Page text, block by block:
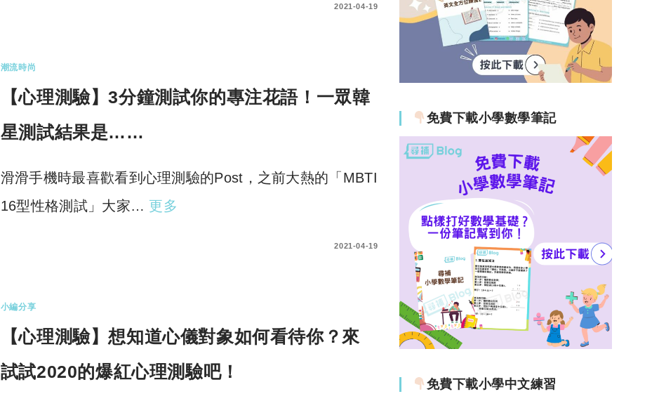
2021-04-19
潮流時尚
【心理測驗】3分鐘測試你的專注花語！一眾韓
星測試結果是……
滑滑手機時最喜歡看到心理測驗的Post，之前大熱的「MBTI
16型性格測試」大家… 更多
2021-04-19
小編分享
【心理測驗】想知道心儀對象如何看待你？來
試試2020的爆紅心理測驗吧！
免費下載小學數學筆記
免費下載小學中文練習